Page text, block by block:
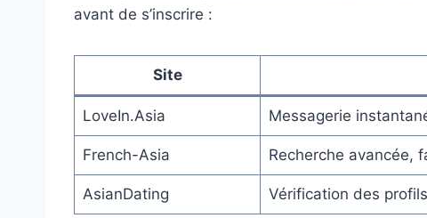
avant de s’inscrire :
Site
LoveIn.Asia Messagerie
French-Asia Recherche avancée,
AsianDating Vérification des